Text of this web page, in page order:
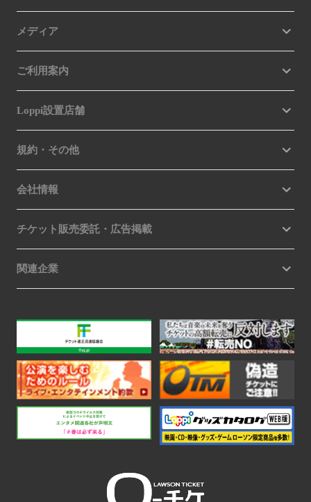
メディア
ご利用案内
Loppi設置店舗
規約・その他
会社情報
チケット販売委託・広告掲載
関連企業